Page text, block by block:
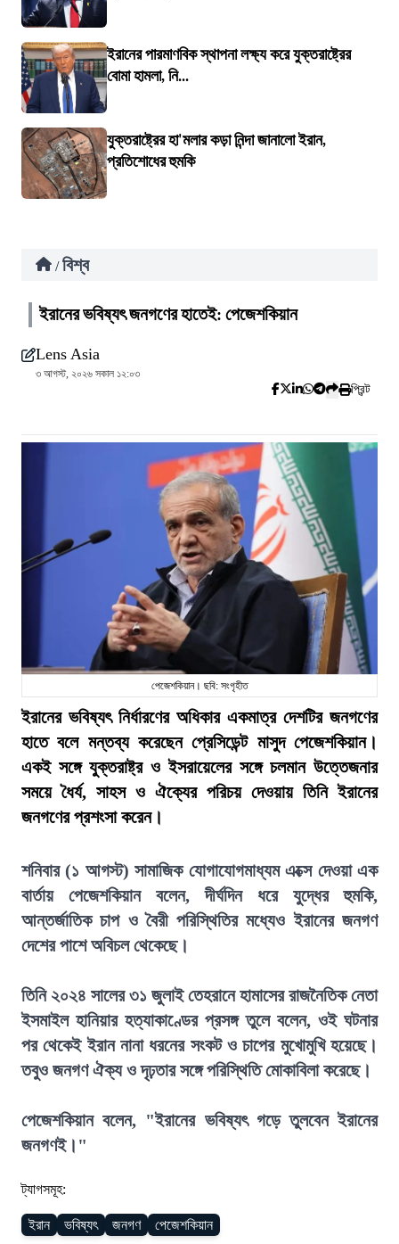
ইরানের পারমাণবিক স্থাপনা লক্ষ্য করে যুক্তরাষ্ট্রের
বোমা হামলা, নি...
যুক্তরাষ্ট্রের হা'মলার কড়া নিন্দা জানালো ইরান,
প্রতিশোধের হুমকি
/ বিশ্ব
ইরানের ভবিষ্যৎ জনগণের হাতেই: পেজেশকিয়ান
Lens Asia
৩ আগস্ট, ২০২৬ সকাল ১২:০৩
প্রিন্ট
পেজেশকিয়ান। ছবি: সংগৃহীত
ইরানের ভবিষ্যৎ নির্ধারণের অধিকার একমাত্র দেশটির জনগণের
হাতে বলে মন্তব্য করেছেন প্রেসিডেন্ট মাসুদ পেজেশকিয়ান।
একই সঙ্গে যুক্তরাষ্ট্র ও ইসরায়েলের সঙ্গে চলমান উত্তেজনার
সময়ে ধৈর্য, সাহস ও ঐক্যের পরিচয় দেওয়ায় তিনি ইরানের
জনগণের প্রশংসা করেন।
শনিবার (১ আগস্ট) সামাজিক যোগাযোগমাধ্যম এক্সে দেওয়া এক
বার্তায় পেজেশকিয়ান বলেন, দীর্ঘদিন ধরে যুদ্ধের হুমকি,
আন্তর্জাতিক চাপ ও বৈরী পরিস্থিতির মধ্যেও ইরানের জনগণ
দেশের পাশে অবিচল থেকেছে।
তিনি ২০২৪ সালের ৩১ জুলাই তেহরানে হামাসের রাজনৈতিক নেতা
ইসমাইল হানিয়ার হত্যাকাণ্ডের প্রসঙ্গ তুলে বলেন, ওই ঘটনার
পর থেকেই ইরান নানা ধরনের সংকট ও চাপের মুখোমুখি হয়েছে।
তবুও জনগণ ঐক্য ও দৃঢ়তার সঙ্গে পরিস্থিতি মোকাবিলা করেছে।
পেজেশকিয়ান বলেন, "ইরানের ভবিষ্যৎ গড়ে তুলবেন ইরানের
জনগণই।"
ট্যাগসমূহ:
ইরান ভবিষ্যৎ জনগণ পেজেশকিয়ান